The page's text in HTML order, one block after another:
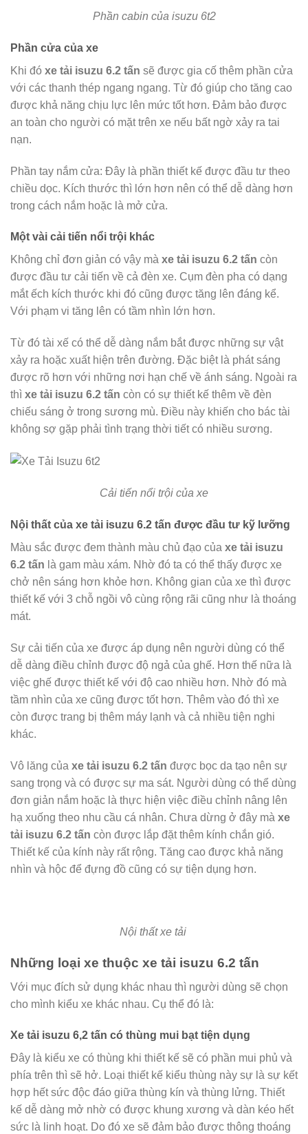
Phần cabin của isuzu 6t2
Phần cửa của xe
Khi đó xe tải isuzu 6.2 tấn sẽ được gia cố thêm phần cửa
với các thanh thép ngang ngang. Từ đó giúp cho tăng cao
được khả năng chịu lực lên mức tốt hơn. Đảm bảo được
an toàn cho người có mặt trên xe nếu bất ngờ xảy ra tai
nạn.
Phần tay nắm cửa: Đây là phần thiết kế được đầu tư theo
chiều dọc. Kích thước thì lớn hơn nên có thể dễ dàng hơn
trong cách nắm hoặc là mở cửa.
Một vài cải tiến nổi trội khác
Không chỉ đơn giản có vậy mà xe tải isuzu 6.2 tấn còn
được đầu tư cải tiến về cả đèn xe. Cụm đèn pha có dạng
mắt ếch kích thước khi đó cũng được tăng lên đáng kể.
Với phạm vi tăng lên có tầm nhìn lớn hơn.
Từ đó tài xế có thể dễ dàng nắm bắt được những sự vật
xảy ra hoặc xuất hiện trên đường. Đặc biệt là phát sáng
được rõ hơn với những nơi hạn chế về ánh sáng. Ngoài ra
thì xe tải isuzu 6.2 tấn còn có sự thiết kế thêm về đèn
chiếu sáng ở trong sương mù. Điều này khiến cho bác tài
không sợ gặp phải tình trạng thời tiết có nhiều sương.
Cải tiến nổi trội của xe
Nội thất của xe tải isuzu 6.2 tấn được đầu tư kỹ lưỡng
Màu sắc được đem thành màu chủ đạo của xe tải isuzu
6.2 tấn là gam màu xám. Nhờ đó ta có thể thấy được xe
chở nên sáng hơn khỏe hơn. Không gian của xe thì được
thiết kế với 3 chỗ ngồi vô cùng rộng rãi cũng như là thoáng
mát.
Sự cải tiến của xe được áp dụng nên người dùng có thể
dễ dàng điều chỉnh được độ ngả của ghế. Hơn thế nữa là
việc ghế được thiết kế với độ cao nhiều hơn. Nhờ đó mà
tầm nhìn của xe cũng được tốt hơn. Thêm vào đó thì xe
còn được trang bị thêm máy lạnh và cả nhiều tiện nghi
khác.
Vô lăng của xe tải isuzu 6.2 tấn được bọc da tạo nên sự
sang trọng và có được sự ma sát. Người dùng có thể dùng
đơn giản nắm hoặc là thực hiện việc điều chỉnh nâng lên
hạ xuống theo nhu cầu cá nhân. Chưa dừng ở đây mà xe
tải isuzu 6.2 tấn còn được lắp đặt thêm kính chắn gió.
Thiết kế của kính này rất rộng. Tăng cao được khả năng
nhìn và hộc để đựng đồ cũng có sự tiện dụng hơn.
Nội thất xe tải
Những loại xe thuộc xe tải isuzu 6.2 tấn
Với mục đích sử dụng khác nhau thì người dùng sẽ chọn
cho mình kiểu xe khác nhau. Cụ thể đó là:
Xe tải isuzu 6,2 tấn có thùng mui bạt tiện dụng
Đây là kiểu xe có thùng khi thiết kế sẽ có phần mui phủ và
phía trên thì sẽ hở. Loại thiết kế kiểu thùng này sự là sự kết
hợp hết sức độc đáo giữa thùng kín và thùng lửng. Thiết
kế dễ dàng mở nhờ có được khung xương và dàn kéo hết
sức là linh hoạt. Do đó xe sẽ đảm bảo được thông thoáng